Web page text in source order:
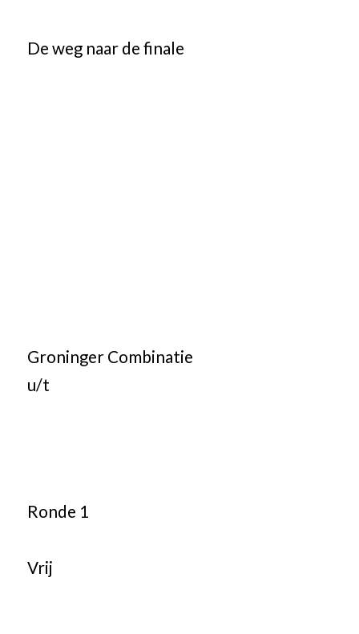
De weg naar de finale
Groninger Combinatie
u/t
Ronde 1
Vrij